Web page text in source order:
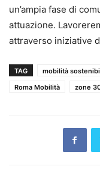
un’ampia fase di
attuazione.
attraverso iniziative
TAG mobilità
Roma Mobilità
zone